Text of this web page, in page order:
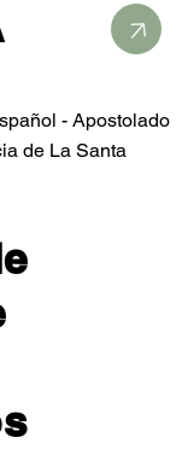
- Apostolado
de La Santa